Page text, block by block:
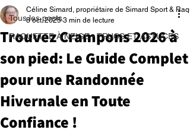
Tous les posts
RAQUETTE À NEIGE - TRUCS ET ASTUCES
Trouvez Crampons 2026 à
son pied: Le Guide Complet
pour une Randonnée
Hivernale en Toute
Confiance !
Céline Simard, propriétaire de Simard Sport &
8 oct. 2025 3 min de lecture